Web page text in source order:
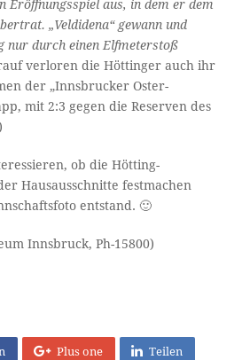
Eröffnungsspiel aus, in dem er dem
„Veldidena“ gewann und
nur durch einen Elfmeterstoß
verloren die Höttinger auch ihr
der „Innsbrucker Oster-
mit 2:3 gegen die Reserven des
ob die Hötting-
Hausausschnitte festmachen
entstand. 🙂
Innsbruck, Ph-15800)
Plus one Teilen